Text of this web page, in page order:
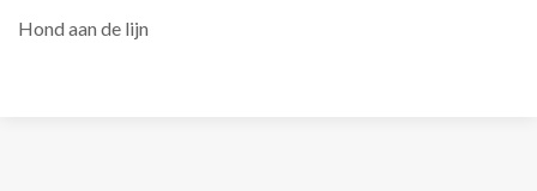
Hond aan de lijn